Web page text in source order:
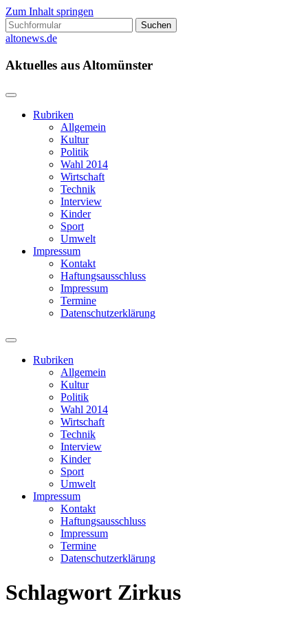
Zum Inhalt springen
Suchen
nach:
altonews.de
Aktuelles aus Altomünster
Rubriken
Allgemein
Kultur
Politik
Wahl 2014
Wirtschaft
Technik
Interview
Kinder
Sport
Umwelt
Impressum
Kontakt
Haftungsausschluss
Impressum
Termine
Datenschutzerklärung
Suchfeld
ein-/ausblenden
Rubriken
Allgemein
Kultur
Politik
Wahl 2014
Wirtschaft
Technik
Interview
Kinder
Sport
Umwelt
Impressum
Kontakt
Haftungsausschluss
Impressum
Termine
Datenschutzerklärung
Schlagwort Zirkus